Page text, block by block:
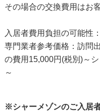
その場合の交換費用はお
入居者費用負担の可能性
専門業者参考価格：訪問
の費用15,000円(税別)～
～
※シャーメゾンのご入居